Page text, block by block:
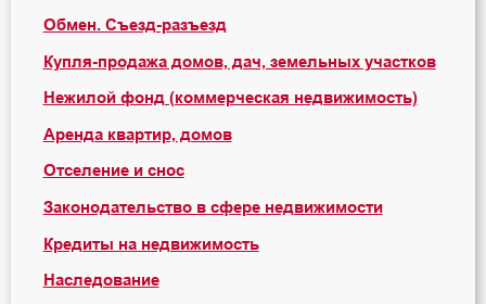
Обмен. Съезд-разъезд
Купля-продажа домов, дач, земельных участков
Нежилой фонд (коммерческая недвижимость)
Аренда квартир, домов
Отселение и снос
Законодательство в сфере недвижимости
Кредиты на недвижимость
Наследование